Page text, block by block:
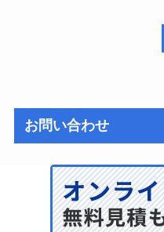
お問い合わせ